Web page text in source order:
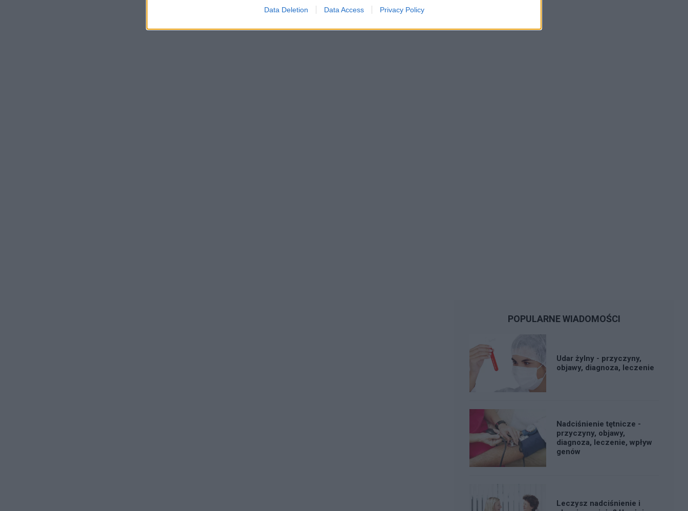
Data Deletion Data Access Privacy Policy
POPULARNE WIADOMOŚCI
Udar żylny - przyczyny,
objawy, diagnoza, leczenie
Nadciśnienie tętnicze -
przyczyny, objawy,
diagnoza, leczenie, wpływ
genów
Leczysz nadciśnienie i